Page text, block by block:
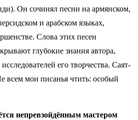
Он сочинял песни на армянском,
и арабском языках,
Слова этих песен
глубокие знания автора,
его творчества. Саят-
всем мои писанья чтить: особый
непревзойдённым мастером